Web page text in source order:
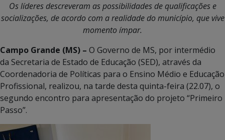
Os líderes descreveram as possibilidades de qualificações e
socializações, de acordo com a realidade do município, que vive
momento ímpar.
Campo Grande (MS) – O Governo de MS, por intermédio
da Secretaria de Estado de Educação (SED), através da
Coordenadoria de Políticas para o Ensino Médio e Educação
Profissional, realizou, na tarde desta quinta-feira (22.07), o
segundo encontro para apresentação do projeto “Primeiro
Passo”.